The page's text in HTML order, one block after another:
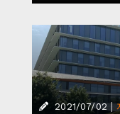
2021/07/02 |